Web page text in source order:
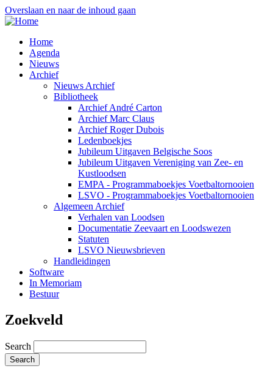
Overslaan en naar de inhoud gaan
Home
Agenda
Nieuws
Archief
Nieuws Archief
Bibliotheek
Archief André Carton
Archief Marc Claus
Archief Roger Dubois
Ledenboekjes
Jubileum Uitgaven Belgische Soos
Jubileum Uitgaven Vereniging van Zee- en
Kustloodsen
EMPA - Programmaboekjes Voetbaltornooien
LSVO - Programmaboekjes Voetbaltornooien
Algemeen Archief
Verhalen van Loodsen
Documentatie Zeevaart en Loodswezen
Statuten
LSVO Nieuwsbrieven
Handleidingen
Software
In Memoriam
Bestuur
Zoekveld
Search